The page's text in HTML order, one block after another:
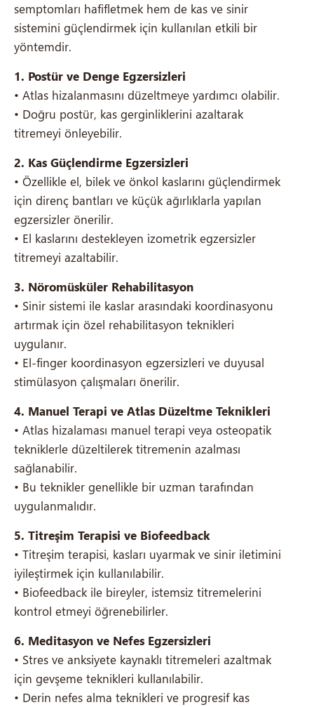
semptomları hafifletmek hem de kas ve sinir
sistemini güçlendirmek için kullanılan etkili bir
yöntemdir.
1. Postür ve Denge Egzersizleri
• Atlas hizalanmasını düzeltmeye yardımcı olabilir.
• Doğru postür, kas gerginliklerini azaltarak
titremeyi önleyebilir.
2. Kas Güçlendirme Egzersizleri
• Özellikle el, bilek ve önkol kaslarını güçlendirmek
için direnç bantları ve küçük ağırlıklarla yapılan
egzersizler önerilir.
• El kaslarını destekleyen izometrik egzersizler
titremeyi azaltabilir.
3. Nöromüsküler Rehabilitasyon
• Sinir sistemi ile kaslar arasındaki koordinasyonu
artırmak için özel rehabilitasyon teknikleri
uygulanır.
• El-finger koordinasyon egzersizleri ve duyusal
stimülasyon çalışmaları önerilir.
4. Manuel Terapi ve Atlas Düzeltme Teknikleri
• Atlas hizalaması manuel terapi veya osteopatik
tekniklerle düzeltilerek titremenin azalması
sağlanabilir.
• Bu teknikler genellikle bir uzman tarafından
uygulanmalıdır.
5. Titreşim Terapisi ve Biofeedback
• Titreşim terapisi, kasları uyarmak ve sinir iletimini
iyileştirmek için kullanılabilir.
• Biofeedback ile bireyler, istemsiz titremelerini
kontrol etmeyi öğrenebilirler.
6. Meditasyon ve Nefes Egzersizleri
• Stres ve anksiyete kaynaklı titremeleri azaltmak
için gevşeme teknikleri kullanılabilir.
• Derin nefes alma teknikleri ve progresif kas